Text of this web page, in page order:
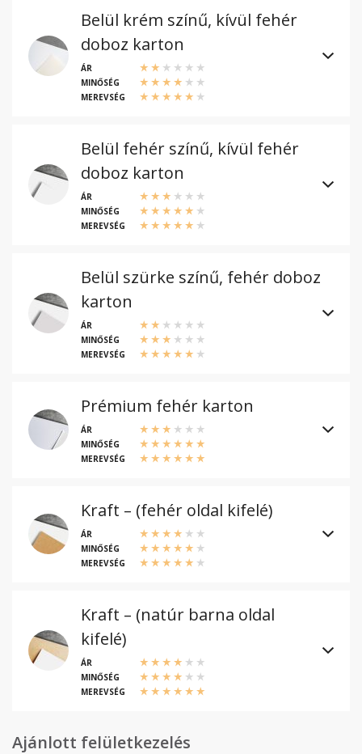
Belül krém színű, kívül fehér
doboz karton
ÁR
MINŐSÉG
MEREVSÉG
Belül fehér színű, kívül fehér
doboz karton
ÁR
MINŐSÉG
MEREVSÉG
Belül szürke színű, fehér doboz
karton
ÁR
MINŐSÉG
MEREVSÉG
Prémium fehér karton
ÁR
MINŐSÉG
MEREVSÉG
Kraft – (fehér oldal kifelé)
ÁR
MINŐSÉG
MEREVSÉG
Kraft – (natúr barna oldal
kifelé)
ÁR
MINŐSÉG
MEREVSÉG
Ajánlott felületkezelés